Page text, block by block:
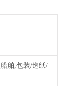
舶,包装/造纸/